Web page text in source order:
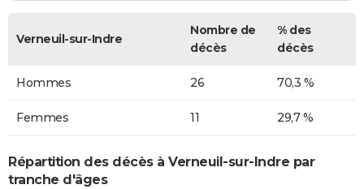
Verneuil-sur-Indre
Nombre de
décès
% des
décès
Hommes 26 70,3 %
Femmes 11 29,7 %
Répartition des décès à Verneuil-sur-Indre par
tranche d'âges